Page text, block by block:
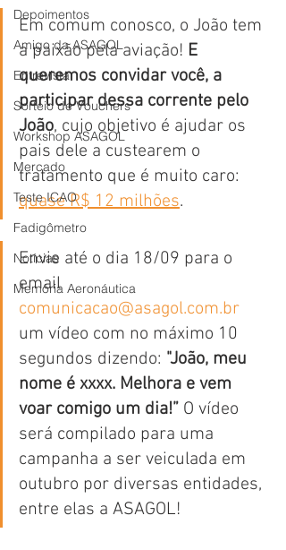
Depoimentos
Amigo da ASAGOL
Entrevista
Sorteio de Vouchers
Workshop ASAGOL
Mercado
Teste ICAO
Fadigômetro
Notícias
Memória Aeronáutica
Em comum conosco, o João tem
a paixão pela aviação! E
queremos convidar você, a
participar dessa corrente pelo
João, cujo objetivo é ajudar os
pais dele a custearem o
tratamento que é muito caro:
quase R$ 12 milhões.
Envie até o dia 18/09 para o
email
comunicacao@asagol.com.br
um vídeo com no máximo 10
segundos dizendo: "João, meu
nome é xxxx. Melhora e vem
voar comigo um dia!” O vídeo
será compilado para uma
campanha a ser veiculada em
outubro por diversas entidades,
entre elas a ASAGOL!